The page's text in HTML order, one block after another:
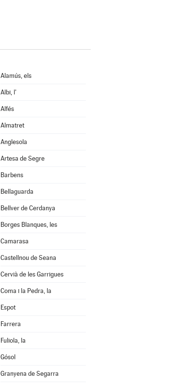
Alamús, els
Albi, l'
Alfés
Almatret
Anglesola
Artesa de Segre
Barbens
Bellaguarda
Bellver de Cerdanya
Borges Blanques, les
Camarasa
Castellnou de Seana
Cervià de les Garrigues
Coma i la Pedra, la
Espot
Farrera
Fuliola, la
Gósol
Granyena de Segarra